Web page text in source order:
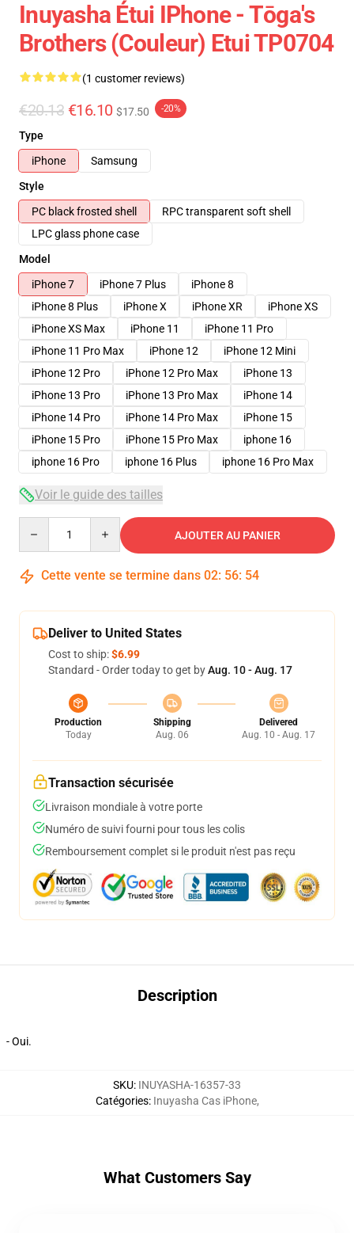
Inuyasha Étui IPhone - Tōga's
Brothers (couleur) Etui TP0704
(1 customer reviews)
€20.13 €16.10 $17.50 -20%
Type
iPhone
Samsung
Style
PC black frosted shell
RPC transparent soft shell
LPC glass phone case
Model
iPhone 7
iPhone 7 Plus
iPhone 8
iPhone 8 Plus
iPhone X iPhone XR
iPhone XS
iPhone XS Max
iPhone 11
iPhone 11 Pro
iPhone 11 Pro Max
iPhone 12
iPhone 12 Mini
iPhone 12 Pro
iPhone 12 Pro Max
iPhone 13
iPhone 13 Pro
iPhone 13 Pro Max
iPhone 14
iPhone 14 Pro
iPhone 14 Pro Max
iPhone 15
iPhone 15 Pro
iPhone 15 Pro Max
iphone 16
iphone 16 Pro
iphone 16 Plus iphone 16 Pro Max
Voir le guide des tailles
AJOUTER AU PANIER
Cette vente se termine dans 02: 56: 54
Deliver to United States
Cost to ship:$6.99
Standard - Order today to get byAug. 10 - Aug. 17
Production
Today
Shipping
Aug. 06
Delivered
Aug. 10 - Aug. 17
Transaction sécurisée
Livraison mondiale à votre porte
Numéro de suivi fourni pour tous les colis
Remboursement complet si le produit n'est pas reçu
Description
- Oui.
SKU: INUYASHA-16357-33
Catégories: Inuyasha Cas iPhone,
What Customers Say